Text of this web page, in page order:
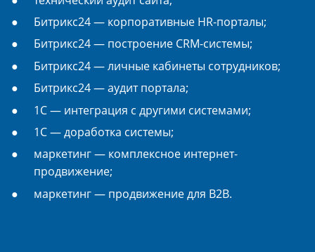
Битрикс24 — корпоративные HR-порталы;
Битрикс24 — построение CRM-системы;
Битрикс24 — личные кабинеты сотрудников;
Битрикс24 — аудит портала;
1С — интеграция с другими системами;
1С — доработка системы;
маркетинг — комплексное интернет-
продвижение;
маркетинг — продвижение для B2B.